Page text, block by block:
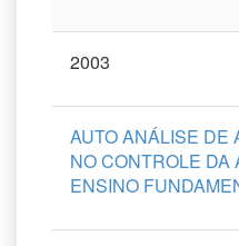
2003
AUTO ANÁLISE DE
NO CONTROLE DA
ENSINO